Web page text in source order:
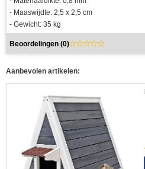
- Maaswijdte: 2,5 x 2,5 cm
- Gewicht: 35 kg
Beoordelingen (0)
Aanbevolen artikelen: